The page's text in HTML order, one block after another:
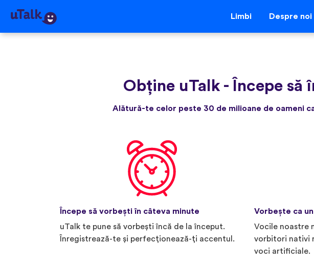
Limbi Despre noi
Obține uTalk - Începe
Alătură-te celor peste 30 de milioane de oameni
Începe să vorbești în câteva minute
uTalk te pune să vorbești încă de la început.
Înregistrează-te și perfecționează-ți accentul.
Vorbește ca
Vocile noastre
vorbitori nativi
voci artificiale.